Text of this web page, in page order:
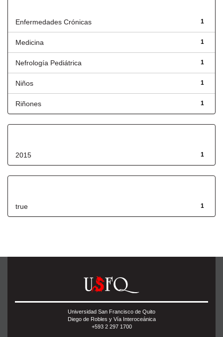
1
Enfermedades Crónicas
1
Medicina
1
Nefrología Pediátrica
1
Niños
1
Riñones
1
2015
1
true
Universidad San Francisco de Quito
Diego de Robles y Vía Interoceánica
+593 2 297 1700